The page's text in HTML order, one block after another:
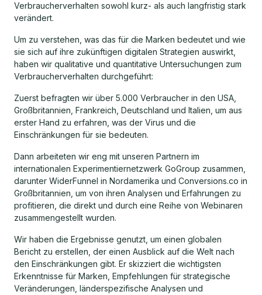
Verbraucherverhalten sowohl kurz- als auch langfristig stark
verändert.
Um zu verstehen, was das für die Marken bedeutet und wie
sie sich auf ihre zukünftigen digitalen Strategien auswirkt,
haben wir qualitative und quantitative Untersuchungen zum
Verbraucherverhalten durchgeführt:
Zuerst befragten wir über 5.000 Verbraucher in den USA,
Großbritannien, Frankreich, Deutschland und Italien, um aus
erster Hand zu erfahren, was der Virus und die
Einschränkungen für sie bedeuten.
Dann arbeiteten wir eng mit unseren Partnern im
internationalen Experimentiernetzwerk GoGroup zusammen,
darunter WiderFunnel in Nordamerika und Conversions.co in
Großbritannien, um von ihren Analysen und Erfahrungen zu
profitieren, die direkt und durch eine Reihe von Webinaren
zusammengestellt wurden.
Wir haben die Ergebnisse genutzt, um einen globalen
Bericht zu erstellen, der einen Ausblick auf die Welt nach
den Einschränkungen gibt. Er skizziert die wichtigsten
Erkenntnisse für Marken, Empfehlungen für strategische
Veränderungen, länderspezifische Analysen und